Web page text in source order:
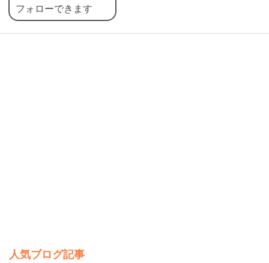
フォローできます
人気ブログ記事